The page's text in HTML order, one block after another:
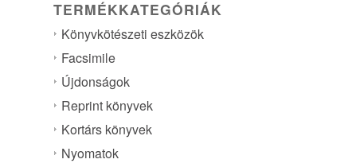
TERMÉKKATEGÓRIÁK
Könyvkötészeti eszközök
Facsimile
Újdonságok
Reprint könyvek
Kortárs könyvek
Nyomatok